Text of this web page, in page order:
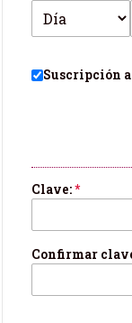
Suscripción
Clave:*
Confirmar